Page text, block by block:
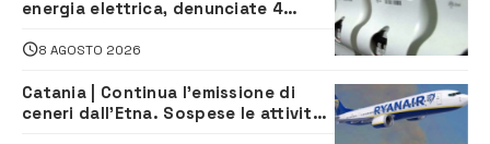
energia elettrica, denunciate 4
8 AGOSTO 2026
Catania | Continua l’emissione di
ceneri dall’Etna. Sospese le attività